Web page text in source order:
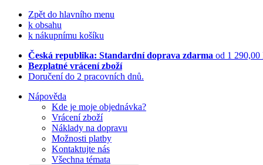
Zpět do hlavního menu
k obsahu
k nákupnímu košíku
Česká republika: Standardní doprava zdarma od 1 290,00
Bezplatné vrácení zboží
Doručení do 2 pracovních dnů.
Nápověda
Kde je moje objednávka?
Vrácení zboží
Náklady na dopravu
Možnosti platby
Kontaktujte nás
Všechna témata